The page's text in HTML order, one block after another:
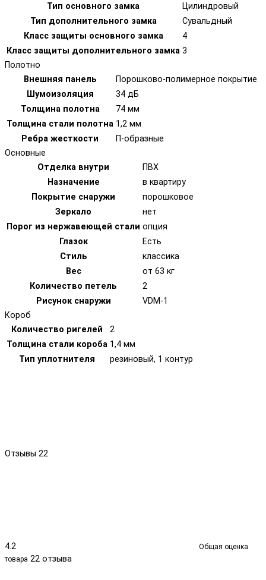
Тип основного замка
Цилиндровый
Тип дополнительного замка
Сувальдный
Класс защиты основного замка
4
Класс защиты дополнительного замка 3
Полотно
Внешняя панель
Порошково-полимерное покрытие
Шумоизоляция
34 дБ
Толщина полотна
74 мм
Толщина стали полотна 1,2 мм
Ребра жесткости
П-образные
Основные
Отделка внутри
ПВХ
Назначение
в квартиру
Покрытие снаружи
порошковое
Зеркало
нет
Порог из нержавеющей стали опция
Глазок
Есть
Стиль
классика
Вес
от 63 кг
Количество петель
2
Рисунок снаружи
VDM-1
Короб
Количество ригелей
2
Толщина стали короба 1,4 мм
Тип уплотнителя
резиновый, 1 контур
Отзывы 22
4.2
Общая оценка
товара 22 отзыва